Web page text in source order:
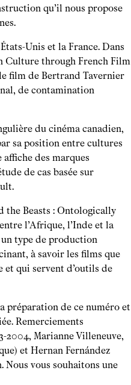
qu’il nous propose
Unis et la France. Dans
Culture through French Film
film de Bertrand Tavernier
de contamination
du cinéma canadien,
sa position entre cultures
des marques
de cas basée sur
the Beasts : Ontologically
l’Afrique, l’Inde et la
un type de production
à savoir les films que
et qui servent d’outils de
préparation de ce numéro et
Remerciements
Marianne Villeneuve,
et Hernan Fernández
vous souhaitons une